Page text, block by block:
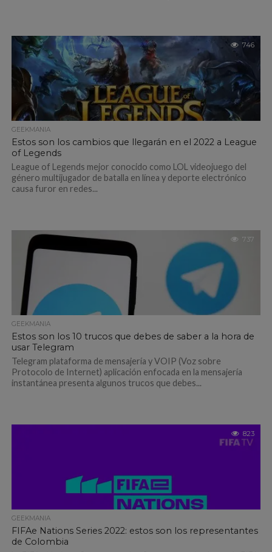
746
GEEKMANIA
Estos son los cambios que llegarán en el 2022 a League
of Legends
League of Legends mejor conocido como LOL videojuego del
género multijugador de batalla en línea y deporte electrónico
causa furor en redes...
737
GEEKMANIA
Estos son los 10 trucos que debes de saber a la hora de
usar Telegram
Telegram plataforma de mensajería y VOIP (Voz sobre
Protocolo de Internet) aplicación enfocada en la mensajería
instantánea presenta algunos trucos que debes...
823
GEEKMANIA
FIFAe Nations Series 2022: estos son los representantes
de Colombia